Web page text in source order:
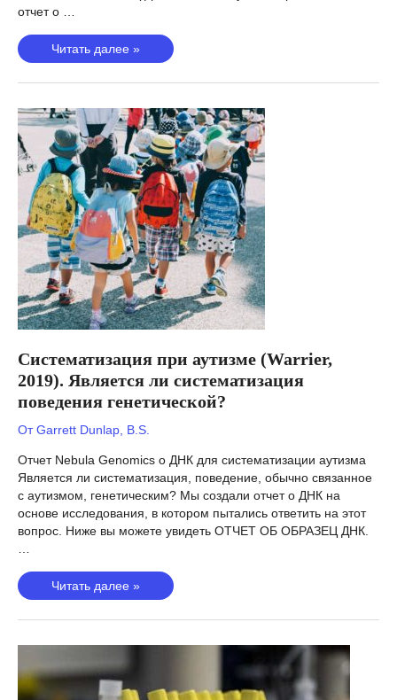
отчет о …
Гипертрофическая
кардиомиопатия
(Harper,
—
генетическая
ли
ГКМП?
Читать далее »
Систематизация при аутизме (Warrier,
2019). Является ли систематизация
поведения генетической?
ОтGarrett Dunlap, B.S.
Отчет Nebula Genomics о ДНК для систематизации аутизма
Является ли систематизация, поведение, обычно связанное
с аутизмом, генетическим? Мы создали отчет о ДНК на
основе исследования, в котором пытались ответить на этот
вопрос. Ниже вы можете увидеть ОТЧЕТ ОБ ОБРАЗЕЦ ДНК.
Систематизация
при
аутизме
Является
ли
Читать далее »